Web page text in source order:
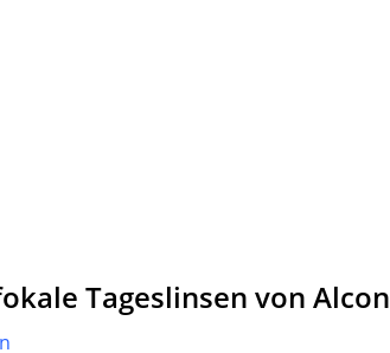
Tageslinsen von Alcon